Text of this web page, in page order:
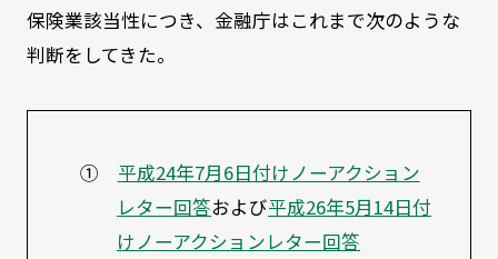
保険業該当性につき、金融庁はこれまで次のような
判断をしてきた。
① 平成24年7月6日付けノーアクション
レター回答および平成26年5月14日付
けノーアクションレター回答